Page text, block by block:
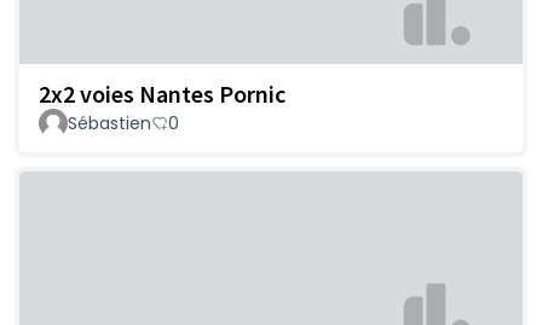
2x2 voies Nantes Pornic
Sébastien 0